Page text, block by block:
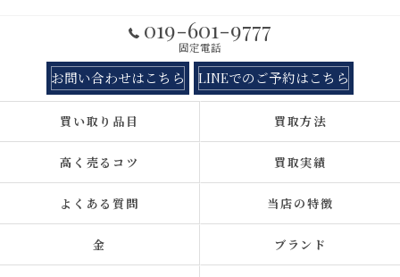
019-601-9777
固定電話
お問い合わせはこちら LINEでのご予約はこちら
買い取り品目 買取方法
高く売るコツ 買取実績
よくある質問 当店の特徴
金 ブランド